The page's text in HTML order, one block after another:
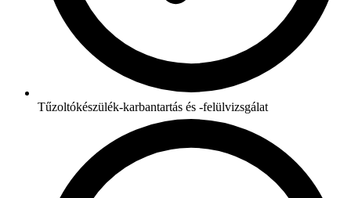
Tűzoltókészülék-karbantartás és -felülvizsgálat